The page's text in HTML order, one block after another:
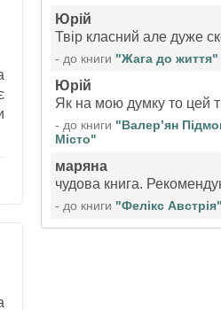
Юрій
- до книги "Жага до життя"
Юрій
- до книги "Валер’ян
Місто"
маряна
чудова книга.
- до книги "Фелікс Австрія"